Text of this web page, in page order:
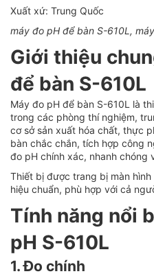
Xuất xứ: Trung Quốc
máy đo pH để bàn S-610L,
Giới thiệu
để bàn S-610L
Máy đo pH để bàn S-610L là
trong các phòng thí nghiệm,
cơ sở sản xuất hóa chất, thực
bàn chắc chắn, tích hợp công
đo pH chính xác, nhanh chóng
Thiết bị được trang bị màn
hiệu chuẩn, phù hợp với cả
Tính năng nổi
pH S-610L
1. Đo chính